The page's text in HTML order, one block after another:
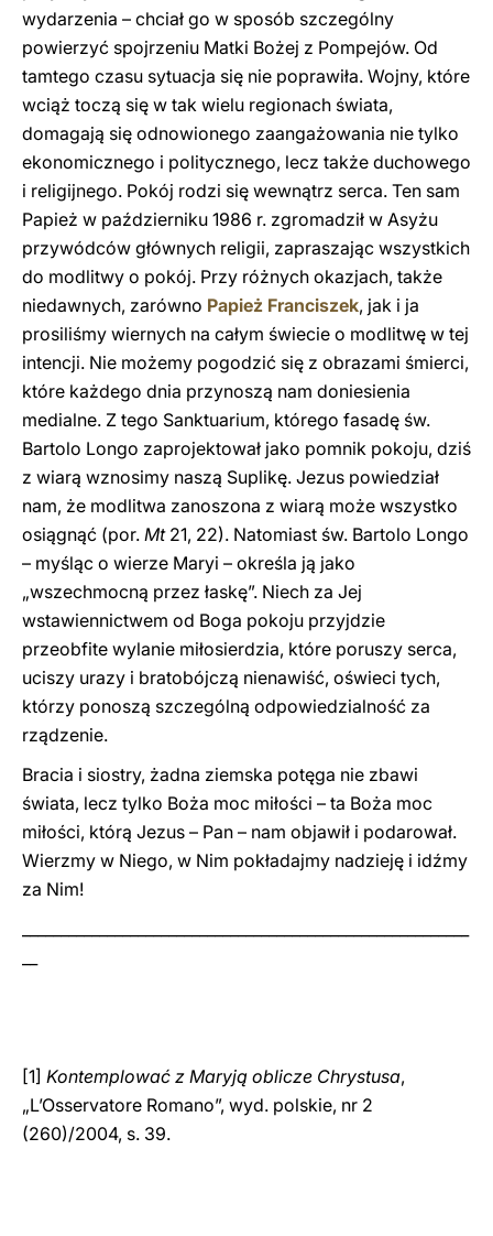
wydarzenia – chciał go w sposób szczególny
powierzyć spojrzeniu Matki Bożej z Pompejów. Od
tamtego czasu sytuacja się nie poprawiła. Wojny, które
wciąż toczą się w tak wielu regionach świata,
domagają się odnowionego zaangażowania nie tylko
ekonomicznego i politycznego, lecz także duchowego
i religijnego. Pokój rodzi się wewnątrz serca. Ten sam
Papież w październiku 1986 r. zgromadził w Asyżu
przywódców głównych religii, zapraszając wszystkich
do modlitwy o pokój. Przy różnych okazjach, także
niedawnych, zarówno Papież Franciszek, jak i ja
prosiliśmy wiernych na całym świecie o modlitwę w tej
intencji. Nie możemy pogodzić się z obrazami śmierci,
które każdego dnia przynoszą nam doniesienia
medialne. Z tego Sanktuarium, którego fasadę św.
Bartolo Longo zaprojektował jako pomnik pokoju, dziś
z wiarą wznosimy naszą Suplikę. Jezus powiedział
nam, że modlitwa zanoszona z wiarą może wszystko
osiągnąć (por. Mt21, 22). Natomiast św. Bartolo Longo
– myśląc o wierze Maryi – określa ją jako
„wszechmocną przez łaskę”. Niech za Jej
wstawiennictwem od Boga pokoju przyjdzie
przeobfite wylanie miłosierdzia, które poruszy serca,
uciszy urazy i bratobójczą nienawiść, oświeci tych,
którzy ponoszą szczególną odpowiedzialność za
rządzenie.
Bracia i siostry, żadna ziemska potęga nie zbawi
świata, lecz tylko Boża moc miłości – ta Boża moc
miłości, którą Jezus – Pan – nam objawił i podarował.
Wierzmy w Niego, w Nim pokładajmy nadzieję i idźmy
za Nim!
[1] Kontemplować z Maryją oblicze Chrystusa,
„L’Osservatore Romano”, wyd. polskie, nr 2
(260)/2004, s. 39.